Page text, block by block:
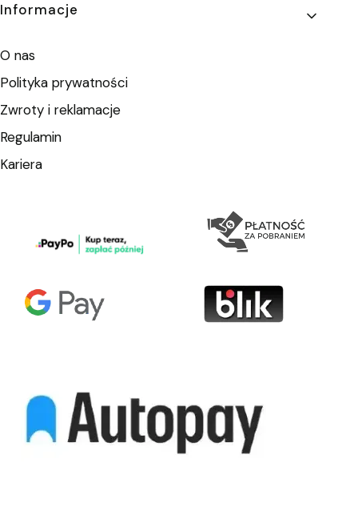
Informacje
O nas
Polityka prywatności
Zwroty i reklamacje
Regulamin
Kariera